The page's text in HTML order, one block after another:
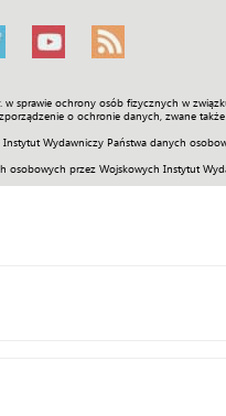
sprawie ochrony osób fizycznych w
o ochronie danych, zwane także
Wydawniczy Państwa danych
osobowych przez Wojskowych Instytut
Historia Galerie Wideo